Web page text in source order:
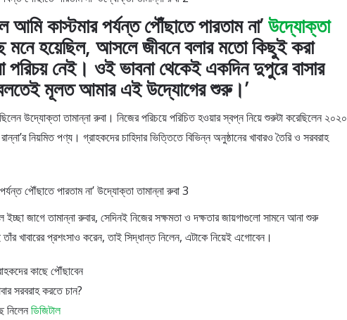
আমি কাস্টমার পর্যন্ত পৌঁছাতে পারতাম না’উদ্যোক্তা
মনে হয়েছিল, আসলে জীবনে বলার মতো কিছুই করা
নেই। ওই ভাবনা থেকেই একদিন দুপুরে বাসার
বলতেই মূলত আমার এই উদ্যোগের শুরু।’
উদ্যোক্তা তামান্না রুবা। নিজের পরিচয়ে পরিচিত হওয়ার স্বপ্ন নিয়ে শুরুটা করেছিলেন ২০২০
নিয়মিত পণ্য। গ্রাহকদের চাহিদার ভিত্তিতে বিভিন্ন অনুষ্ঠানের খাবারও তৈরি ও সরবরাহ
জাগে তামান্না রুবার, সেদিনই নিজের সক্ষমতা ও দক্ষতার জায়গাগুলো সামনে আনা শুরু
খাবারের প্রশংসাও করেন, তাই সিদ্ধান্ত নিলেন, এটাকে নিয়েই এগোবেন।
কাছে পৌঁছাবেন
সরবরাহ করতে চান?
নিলেনডিজিটাল